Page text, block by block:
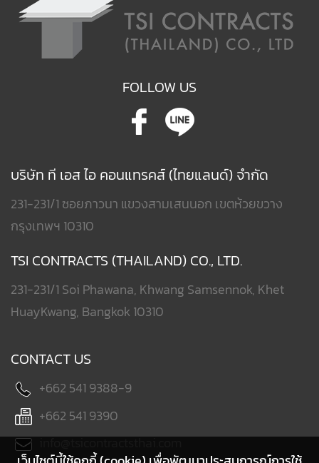
FOLLOW US
บริษัท ที เอส ไอ คอนแทรคส์ (ไทยแลนด์) จำกัด
231-231/1 ซอยภาวนา แขวงสามเสนนอก เขตห้วยขวาง
กรุงเทพฯ 10310
TSI CONTRACTS (THAILAND) CO., LTD.
231-231/1 Soi Phawana, Khwang Samsennok, Khet
HuayKwang, Bangkok 10310
CONTACT US
+662 541 9388-9
+662 541 9390
info@tsicontractsthai.com